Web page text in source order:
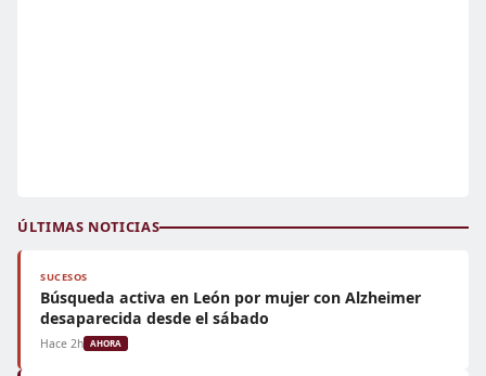
ÚLTIMAS NOTICIAS
SUCESOS
Búsqueda activa en León por mujer con Alzheimer
desaparecida desde el sábado
Hace 2h AHORA